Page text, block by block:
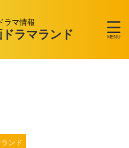
ラマ情報
ラマランド
ンド